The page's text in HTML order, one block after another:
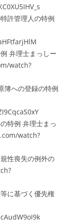
許管理人の特例
弁理士まっしー
watch?
簿への登録の特例
特例 弁理士まっ
watch?
性喪失の例外の
に基づく優先権